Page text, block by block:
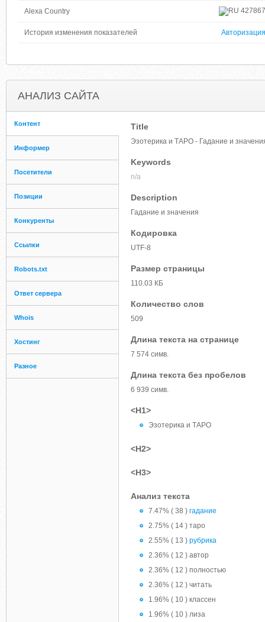
Alexa Country 427867
История изменения показателей Авторизация
АНАЛИЗ САЙТА
Контент
Информер
Посетители
Позиции
Конкуренты
Ссылки
Robots.txt
Ответ сервера
Whois
Хостинг
Разное
Title
Эзотерика и ТАРО - Гадание и
Keywords
n/a
Description
Гадание и значения
Кодировка
UTF-8
Размер страницы
110.03 КБ
Количество слов
509
Длина текста на странице
7 574 симв.
Длина текста без пробелов
6 939 симв.
<H1>
Эзотерика и ТАРО
<H2>
<H3>
Анализ текста
7.47% ( 38 ) гадание
2.75% ( 14 ) таро
2.55% ( 13 ) рубрика
2.36% ( 12 ) автор
2.36% ( 12 ) полностью
2.36% ( 12 ) читать
1.96% ( 10 ) классен
1.96% ( 10 ) лиза